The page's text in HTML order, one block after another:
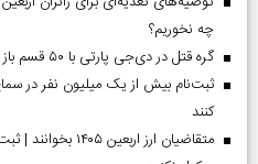
چه نخوریم؟
گره قتل در دی‌جی پارتی با ۵۰ قسم باز می‌شود
ثبت‌نام بیش از یک میلیون نفر در
کنند
متقاضیان ارز